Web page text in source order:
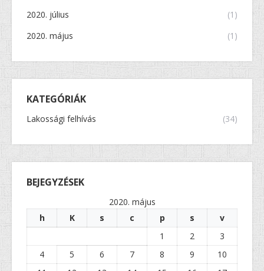
2020. július
(1)
2020. május
(1)
KATEGÓRIÁK
Lakossági felhívás (34)
BEJEGYZÉSEK
2020. május
h
K s c p s
v
1
2
3
4
5 6 7 8 9
10